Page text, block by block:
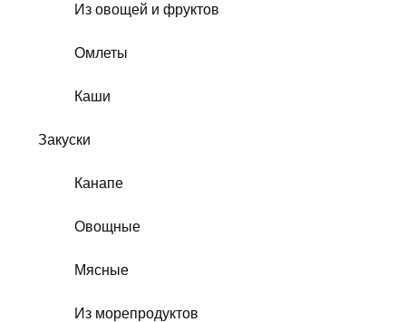
Из овощей и фруктов
Омлеты
Каши
Закуски
Канапе
Овощные
Мясные
Из морепродуктов